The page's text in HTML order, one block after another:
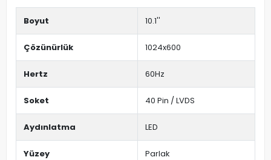
Boyut 10.1''
Çözünürlük 1024x600
Hertz 60Hz
Soket 40 Pin / LVDS
Aydınlatma LED
Yüzey Parlak